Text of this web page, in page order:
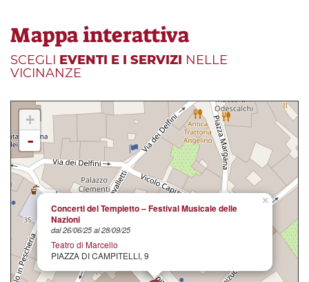
Mappa interattiva
SCEGLI EVENTI E I SERVIZI NELLE
VICINANZE
×
Concerti del Tempietto – Festival Musicale delle
Nazioni
dal 26/06/25 al 28/09/25
Teatro di Marcello
PIAZZA DI CAMPITELLI, 9
+
-